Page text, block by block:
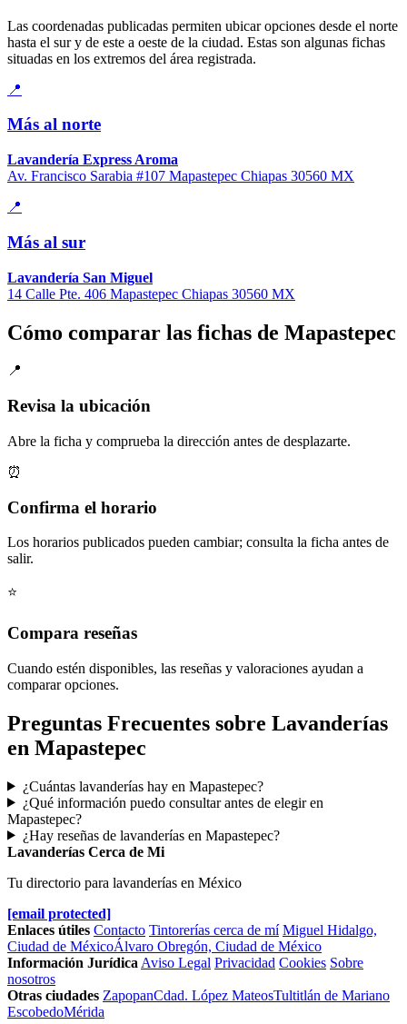
Las coordenadas publicadas permiten ubicar opciones desde el norte
hasta el sur y de este a oeste de la ciudad. Estas son algunas fichas
situadas en los extremos del área registrada.
📍
Más al norte
Lavandería Express Aroma
Av. Francisco Sarabia #107 Mapastepec Chiapas 30560 MX
📍
Más al sur
Lavandería San Miguel
14 Calle Pte. 406 Mapastepec Chiapas 30560 MX
Cómo comparar las fichas de Mapastepec
📍
Revisa la ubicación
Abre la ficha y comprueba la dirección antes de desplazarte.
⏰
Confirma el horario
Los horarios publicados pueden cambiar; consulta la ficha antes de
salir.
⭐
Compara reseñas
Cuando estén disponibles, las reseñas y valoraciones ayudan a
comparar opciones.
Preguntas Frecuentes sobre Lavanderías
en Mapastepec
¿Cuántas lavanderías hay en Mapastepec?
¿Qué información puedo consultar antes de elegir en
Mapastepec?
¿Hay reseñas de lavanderías en Mapastepec?
Lavanderías Cerca de Mi
Tu directorio para lavanderías en México
[email protected]
Enlaces útiles Contacto Tintorerías cerca de mí Miguel Hidalgo,
Ciudad de MéxicoÁlvaro Obregón, Ciudad de México
Información Jurídica Aviso Legal Privacidad Cookies Sobre
nosotros
Otras ciudades ZapopanCdad. López MateosTultitlán de Mariano
EscobedoMérida